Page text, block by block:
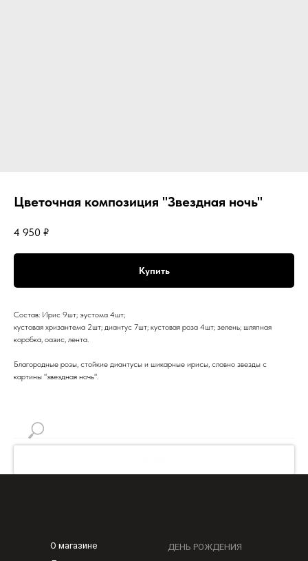
Цветочная композиция "Звездная ночь"
4 950 ₽
Купить
Состав: Ирис 9шт; эустома 4шт;
кустовая хризантема 2шт; диантус 7шт; кустовая роза 4шт; зелень; шляпная
коробка, оазис, лента.
Благородные розы, стойкие диантусы и шикарные ирисы, словно звезды с
картины "звездная ночь".
О магазине ДЕНЬ РОЖДЕНИЯ